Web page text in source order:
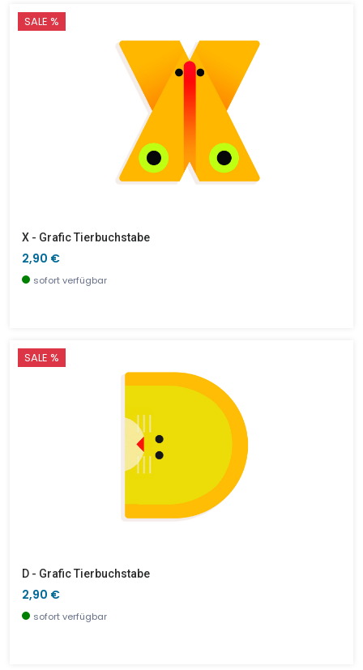
SALE %
X - Grafic Tierbuchstabe
2,90 €
sofort verfügbar
SALE %
D - Grafic Tierbuchstabe
2,90 €
sofort verfügbar